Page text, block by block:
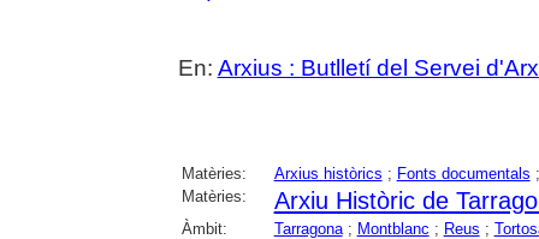
En: Arxius : Butlletí del Servei
Matèries: Arxius històrics ; Fonts documentals
Matèries:
Arxiu Històric de
Àmbit: Tarragona; Montblanc ; Reus ;